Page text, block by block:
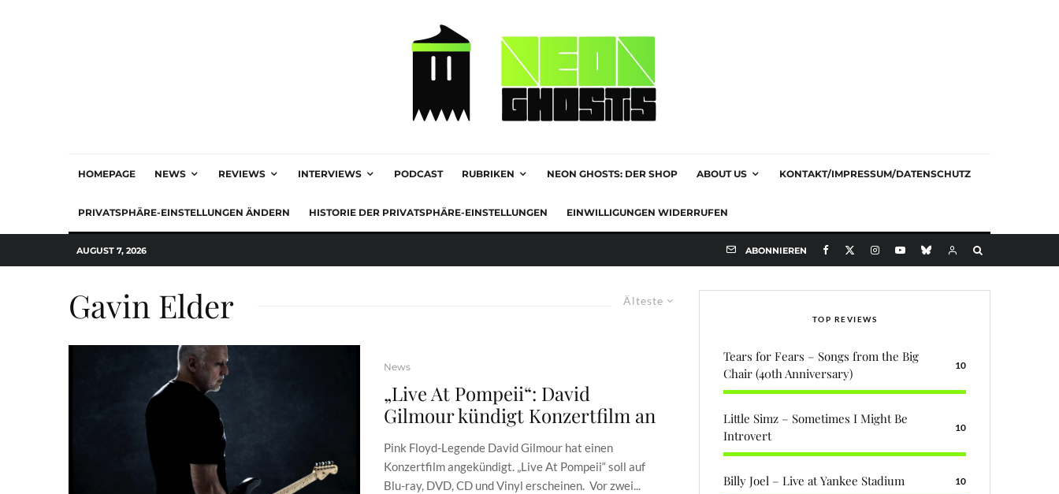
HOMEPAGE NEWS REVIEWS INTERVIEWS PODCAST RUBRIKEN NEON GHOSTS: DER SHOP ABOUT US KONTAKT/IMPRESSUM/DATENSCHUTZ
PRIVATSPHÄRE-EINSTELLUNGEN ÄNDERN HISTORIE DER PRIVATSPHÄRE-EINSTELLUNGEN EINWILLIGUNGEN WIDERRUFEN
AUGUST 7, 2026 ABONNIEREN
Älteste
Gavin Elder
News
„Live At Pompeii“: David
Gilmour kündigt Konzertfilm an
Pink Floyd-Legende David Gilmour hat einen
Konzertfilm angekündigt. „Live At Pompeii“ soll auf
Blu-ray, DVD, CD und Vinyl erscheinen. Vor zwei...
TOP REVIEWS
Tears for Fears – Songs from the Big
Chair (40th Anniversary)
10
Little Simz – Sometimes I Might Be
Introvert
10
Billy Joel – Live at Yankee Stadium 10